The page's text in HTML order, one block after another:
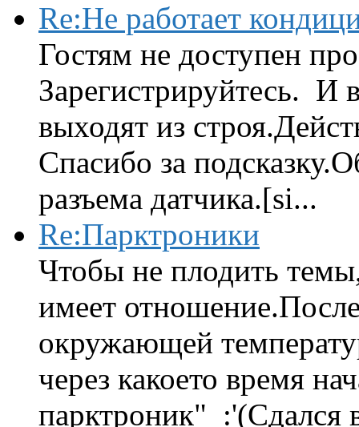
Re:Не работает
Гостям не доступен
Зарегистрируйтесь. И
выходят из
Спасибо за
разъема датчика.[si...
Re:Парктроники
Чтобы не плодить
имеет
окружающей
через какоето время
парктроник" :'(Сдался